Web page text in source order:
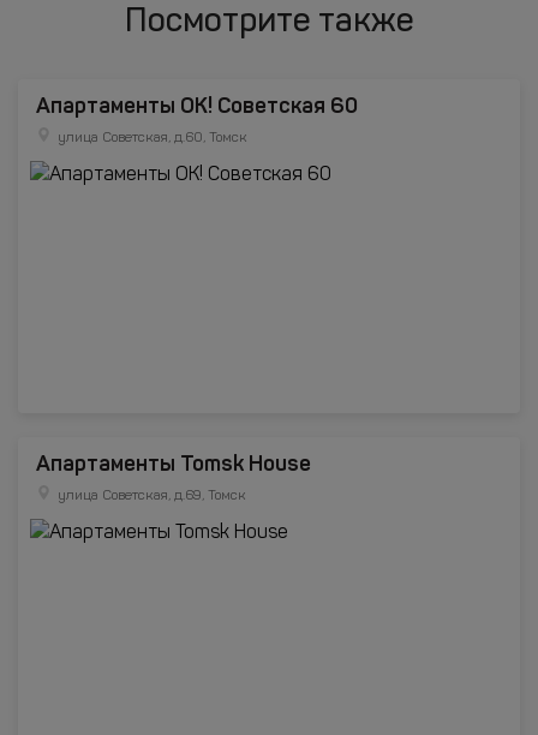
Посмотрите также
Апартаменты ОК! Советская 60
улица Советская, д.60, Томск
Апартаменты Tomsk House
улица Советская, д.69, Томск